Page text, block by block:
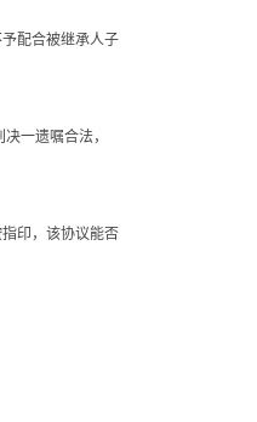
配合被继承人子
一遗嘱合法，
印，该协议能否